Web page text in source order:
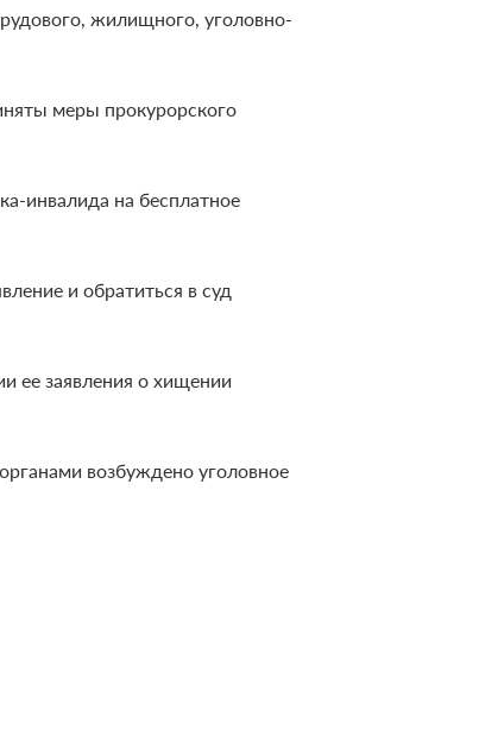
жилищного, уголовно-
меры прокурорского
инвалида на бесплатное
и обратиться в суд
ее заявления о хищении
возбуждено уголовное